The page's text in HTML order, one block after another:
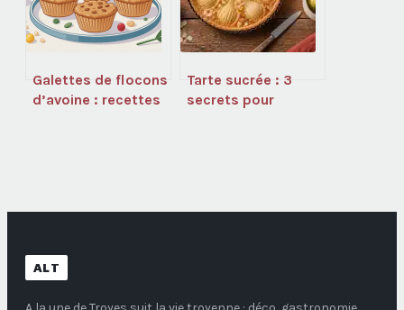
Galettes de flocons
d’avoine : recettes
Tarte sucrée : 3
secrets pour
ALT